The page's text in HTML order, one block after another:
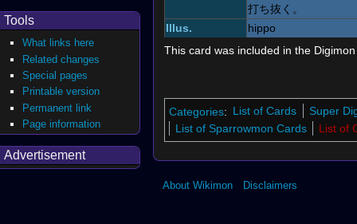
打ち抜く。
Illus.
hippo
This card was included in the
Categories: List of Cards
Super
List of Sparrowmon Cards
List of
Tools
What links here
Related changes
Special pages
Printable version
Permanent link
Page information
Advertisement
About Wikimon Disclaimers